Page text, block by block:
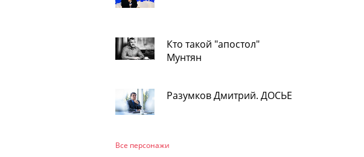
Кто такой "апостол"
Мунтян
Разумков Дмитрий. ДОСЬЕ
Все персонажи